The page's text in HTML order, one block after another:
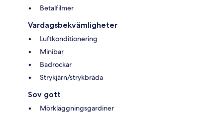
Betalfilmer
Vardagsbekvämligheter
Luftkonditionering
Minibar
Badrockar
Strykjärn/strykbräda
Sov gott
Mörkläggningsgardiner